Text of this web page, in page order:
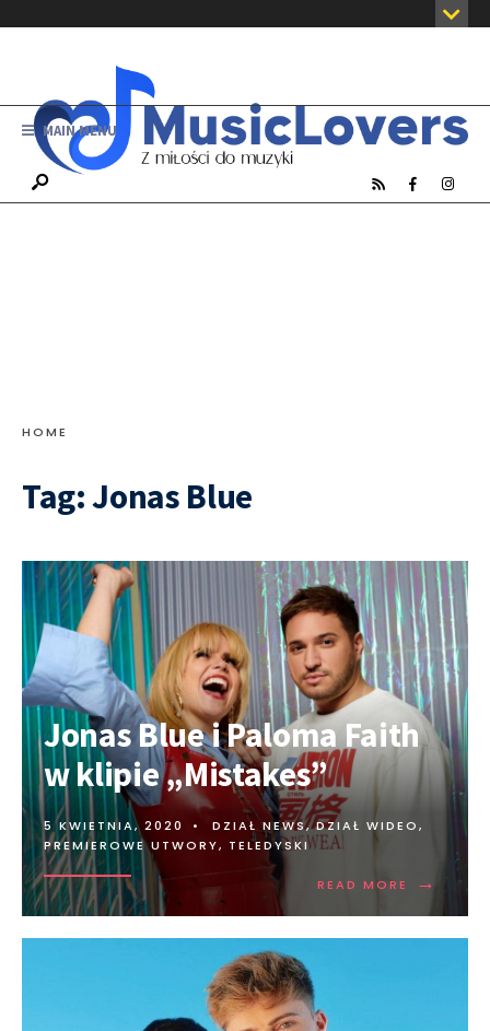
MAIN MENU
HOME
Tag:Jonas Blue
Jonas Blue i Paloma Faith
w klipie „Mistakes”
5 KWIETNIA, 2020 • DZIAŁ NEWS,DZIAŁ WIDEO,
PREMIEROWE UTWORY, TELEDYSKI
READ MORE →